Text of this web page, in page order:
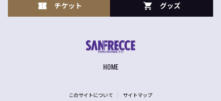
チケット グッズ
HOME
このサイトについて サイトマップ